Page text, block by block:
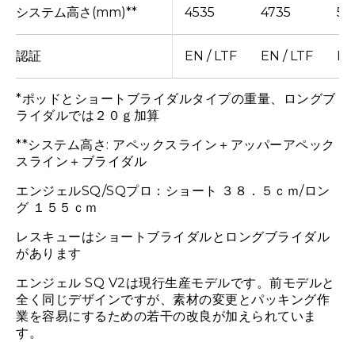
システム高さ(mm)**
認証
4535 4735
EN / LTF EN / LTF
*ポッドとショートブライダルタイプの重量、ロングブ
ライダルでは２０ｇ加算
**システム高さ: アペックスライン＋アッパーアペック
スライン＋ブライダル
エンジェルSQ/SQプロ：ショート ３８．５ｃｍ/ロン
グ １５５ｃｍ
レスキューはショートブライダルとロングブライダル
があります
エンジェル SQ V2は現行生産モデルです。前モデルと
全く同じデザインですが、素材の変更とパッキング作
業を容易にするための若干の改良が加えられていま
す。